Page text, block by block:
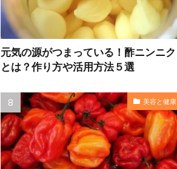
元気の源がつまっている！酢ニンニク
とは？作り方や活用方法５選
美容と健康